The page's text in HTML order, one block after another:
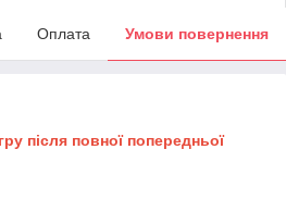
Оплата Умови повернення
після повної попередньої